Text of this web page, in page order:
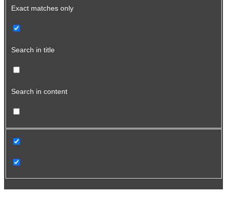
Exact matches only
Search in title
Search in content